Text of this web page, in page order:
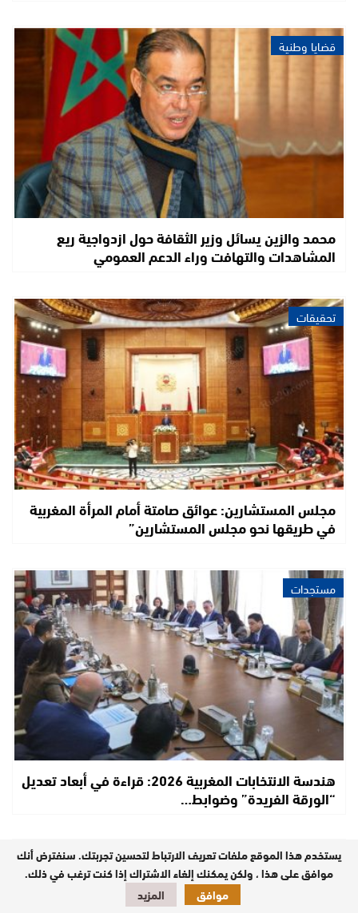
قضايا وطنية
محمد والزين يسائل وزير الثقافة حول ازدواجية ريع
المشاهدات والتهافت وراء الدعم العمومي
تحقيقات
مجلس المستشارين: عوائق صامتة أمام المرأة المغربية
في طريقها نحو مجلس المستشارين”
مستجدات
هندسة الانتخابات المغربية 2026: قراءة في أبعاد تعديل
“الورقة الفريدة” وضوابط…
مستجدات
يستخدم هذا الموقع ملفات تعريف الارتباط لتحسين تجربتك. سنفترض أنك
موافق على هذا ، ولكن يمكنك إلغاء الاشتراك إذا كنت ترغب في ذلك.
موافق
المزيد